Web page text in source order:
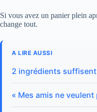
Si vous avez un panier plein
change tout.
A LIRE AUSSI
2 ingrédients
« Mes amis ne